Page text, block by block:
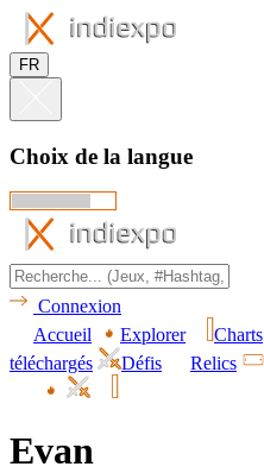
FR
Choix de la langue
Connexion
Accueil
Explorer Charts
téléchargés
Défis Relics
Evan